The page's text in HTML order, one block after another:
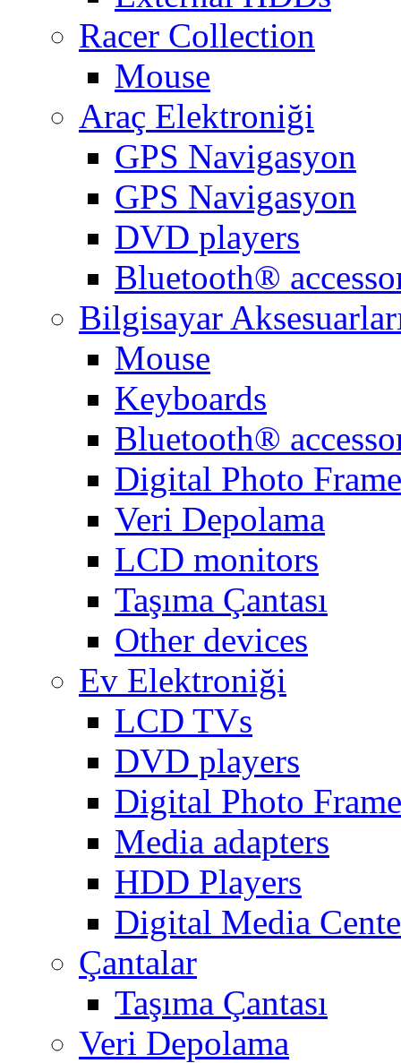
Racer Collection
Mouse
Araç Elektroniği
GPS Navigasyon
GPS Navigasyon
DVD players
Bluetooth®
Bilgisayar
Mouse
Keyboards
Bluetooth®
Digital Photo
Veri Depolama
LCD monitors
Taşıma Çantası
Other devices
Ev Elektroniği
LCD TVs
DVD players
Digital Photo
Media adapters
HDD Players
Digital Media
Çantalar
Taşıma Çantası
Veri Depolama